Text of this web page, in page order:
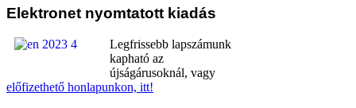
Elektronet nyomtatott kiadás
Legfrissebb lapszámunk
kapható az
újságárusoknál, vagy
előfizethető honlapunkon, itt!